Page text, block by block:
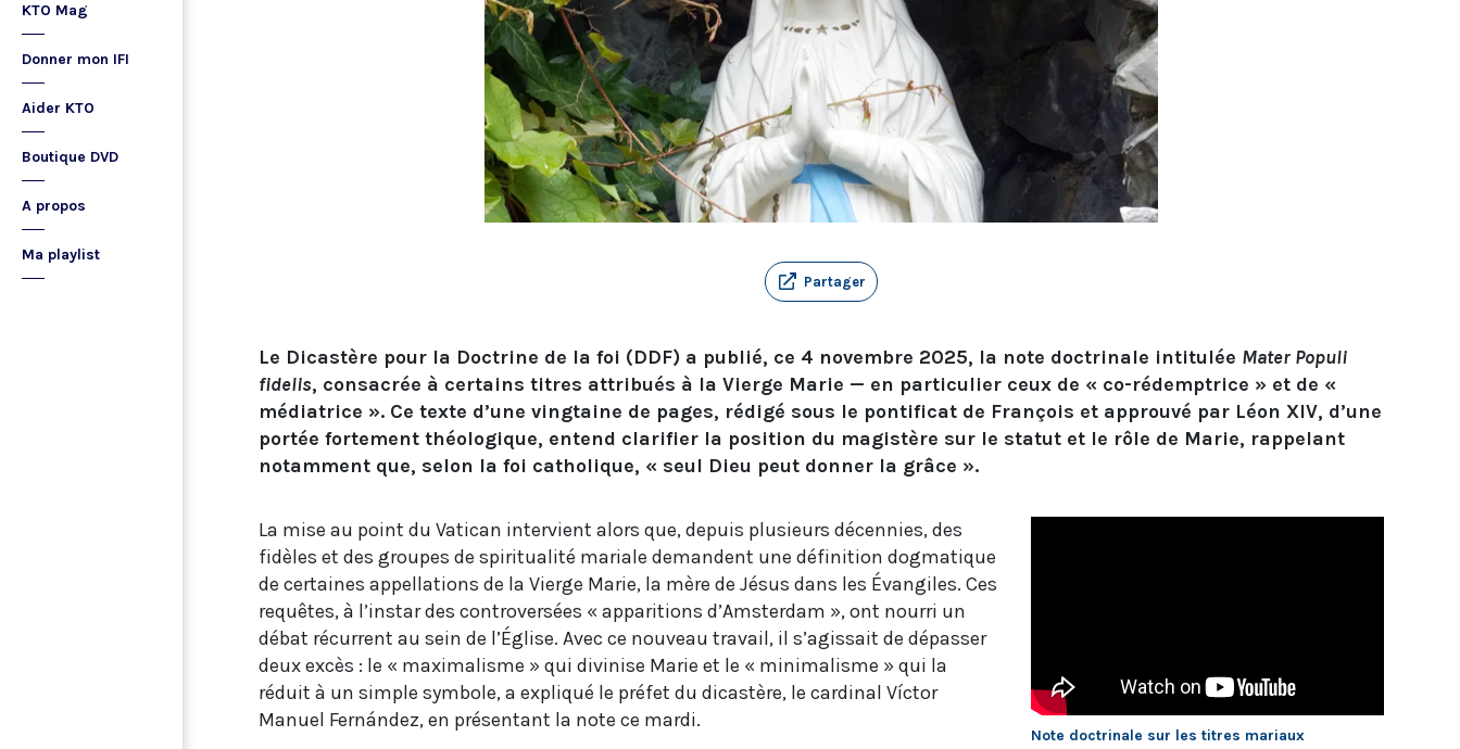
KTO Mag
Donner mon IFI
Aider KTO
Boutique DVD
A propos
Ma playlist
Partager
Le Dicastère pour la Doctrine de la foi (DDF) a publié, ce 4 novembre 2025, la note doctrinale intitulée Mater Populi
fidelis, consacrée à certains titres attribués à la Vierge Marie — en particulier ceux de « co-rédemptrice » et de «
médiatrice ». Ce texte d’une vingtaine de pages, rédigé sous le pontificat de François et approuvé par Léon XIV, d’une
portée fortement théologique, entend clarifier la position du magistère sur le statut et le rôle de Marie, rappelant
notamment que, selon la foi catholique, « seul Dieu peut donner la grâce ».
La mise au point du Vatican intervient alors que, depuis plusieurs décennies, des
fidèles et des groupes de spiritualité mariale demandent une définition dogmatique
de certaines appellations de la Vierge Marie, la mère de Jésus dans les Évangiles. Ces
requêtes, à l’instar des controversées « apparitions d’Amsterdam », ont nourri un
débat récurrent au sein de l’Église. Avec ce nouveau travail, il s’agissait de dépasser
deux excès : le « maximalisme » qui divinise Marie et le « minimalisme » qui la
réduit à un simple symbole, a expliqué le préfet du dicastère, le cardinal Víctor
Manuel Fernández, en présentant la note ce mardi.
Note doctrinale sur les titres mariaux